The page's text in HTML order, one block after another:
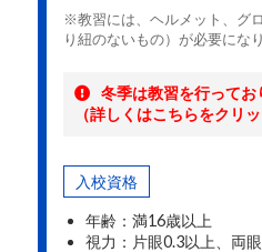
※教習には、ヘルメット、グ
り紐のないもの）が必要にな
冬季は教習を行ってお
（詳しくはこちらをクリッ
入校資格
年齢：満16歳以上
視力：片眼0.3以上、両